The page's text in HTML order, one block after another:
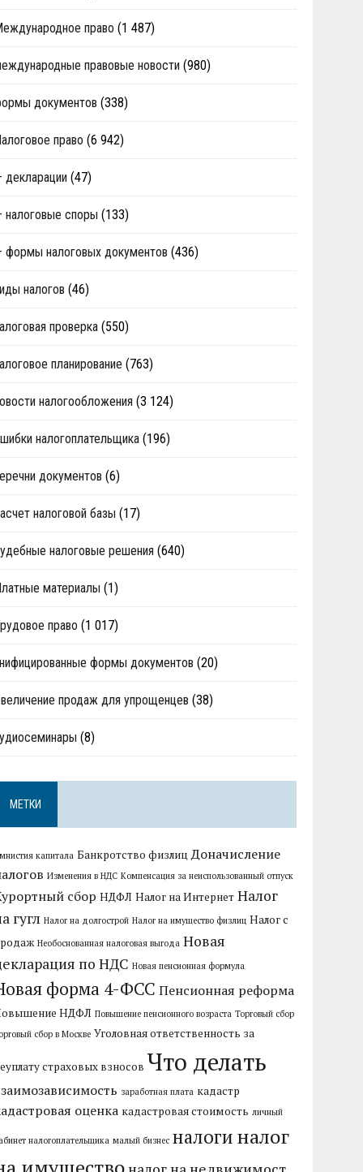
право (1 487)
правовые новости (980)
документов (338)
право (6 942)
декларации (47)
налоговые споры (133)
формы налоговых документов (436)
налогов (46)
проверка (550)
планирование (763)
налогообложения (3 124)
налогоплательщика (196)
документов (6)
налоговой базы (17)
налоговые решения (640)
материалы (1)
право (1 017)
формы документов (20)
продаж для упрощенцев (38)
(8)
МЕТКИ
капитала Банкротство физлиц Доначисление
Изменения в НДС Компенсация за неиспользованный отпуск
сбор НДФЛ Налог на Интернет Налог
гугл Налог на долгострой Налог на имущество физлиц Налог с
Необоснованная налоговая выгода Новая
по НДС Новая пенсионная формула
форма 4-ФСС Пенсионная реформа
НДФЛ Повышение пенсионного возраста Торговый сбор
сбор в Москве Уголовная ответственность за
страховых взносов Что делать
заработная плата кадастр
оценка кадастровая стоимость личный
налогоплательщика малый бизнес налоги налог